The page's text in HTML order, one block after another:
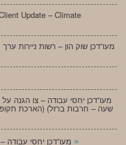
Update – Climate
מעו”דכן שוק הון – רשות ניירות
»